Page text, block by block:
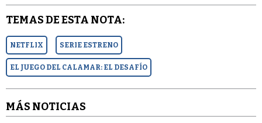
TEMAS DE ESTA NOTA:
NETFLIX SERIE ESTRENO
EL JUEGO DEL CALAMAR: EL DESAFÍO
MÁS NOTICIAS